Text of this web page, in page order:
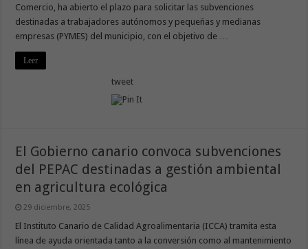
Comercio, ha abierto el plazo para solicitar las subvenciones
destinadas a trabajadores autónomos y pequeñas y medianas
empresas (PYMES) del municipio, con el objetivo de …
Leer
tweet
El Gobierno canario convoca subvenciones
del PEPAC destinadas a gestión ambiental
en agricultura ecológica
29 diciembre, 2025
El Instituto Canario de Calidad Agroalimentaria (ICCA) tramita esta
línea de ayuda orientada tanto a la conversión como al mantenimiento